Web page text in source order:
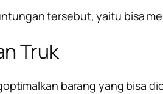
tersebut, yaitu bisa
Truk
barang yang bisa